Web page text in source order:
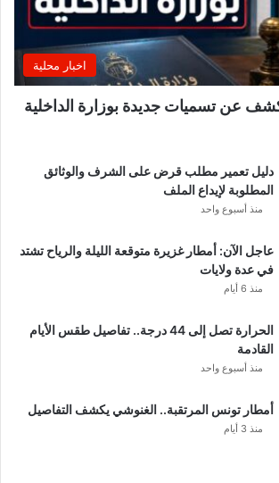
اخبار محلية
عن تسميات جديدة بوزارة الداخلية
دليل تعمير مطلب قرض على الشرف والوثائق
المطلوبة لإيداع الملف
منذ أسبوع واحد
عاجل الآن: أمطار غزيرة متوقعة الليلة والرياح تشتد
في عدة ولايات
منذ 6 أيام
الحرارة تصل إلى 44 درجة.. تفاصيل طقس الأيام
القادمة
منذ أسبوع واحد
أمطار تونس المرتقبة.. الغنوشي يكشف التفاصيل
منذ 3 أيام